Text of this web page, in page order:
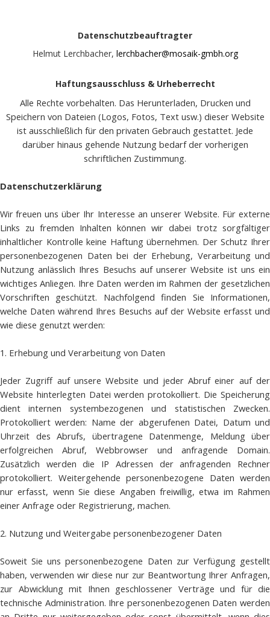
Datenschutzbeauftragter
Helmut Lerchbacher, lerchbacher@mosaik-gmbh.org
Haftungsausschluss & Urheberrecht
Alle Rechte vorbehalten. Das Herunterladen, Drucken und
Speichern von Dateien (Logos, Fotos, Text usw.) dieser Website
ist ausschließlich für den privaten Gebrauch gestattet. Jede
darüber hinaus gehende Nutzung bedarf der vorherigen
schriftlichen Zustimmung.
Datenschutzerklärung
Wir freuen uns über Ihr Interesse an unserer Website. Für externe
Links zu fremden Inhalten können wir dabei trotz sorgfältiger
inhaltlicher Kontrolle keine Haftung übernehmen. Der Schutz Ihrer
personenbezogenen Daten bei der Erhebung, Verarbeitung und
Nutzung anlässlich Ihres Besuchs auf unserer Website ist uns ein
wichtiges Anliegen. Ihre Daten werden im Rahmen der gesetzlichen
Vorschriften geschützt. Nachfolgend finden Sie Informationen,
welche Daten während Ihres Besuchs auf der Website erfasst und
wie diese genutzt werden:
1. Erhebung und Verarbeitung von Daten
Jeder Zugriff auf unsere Website und jeder Abruf einer auf der
Website hinterlegten Datei werden protokolliert. Die Speicherung
dient internen systembezogenen und statistischen Zwecken.
Protokolliert werden: Name der abgerufenen Datei, Datum und
Uhrzeit des Abrufs, übertragene Datenmenge, Meldung über
erfolgreichen Abruf, Webbrowser und anfragende Domain.
Zusätzlich werden die IP Adressen der anfragenden Rechner
protokolliert. Weitergehende personenbezogene Daten werden
nur erfasst, wenn Sie diese Angaben freiwillig, etwa im Rahmen
einer Anfrage oder Registrierung, machen.
2. Nutzung und Weitergabe personenbezogener Daten
Soweit Sie uns personenbezogene Daten zur Verfügung gestellt
haben, verwenden wir diese nur zur Beantwortung Ihrer Anfragen,
zur Abwicklung mit Ihnen geschlossener Verträge und für die
technische Administration. Ihre personenbezogenen Daten werden